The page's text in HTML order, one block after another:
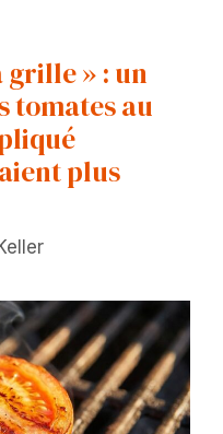
grille » : un
tomates au
plus